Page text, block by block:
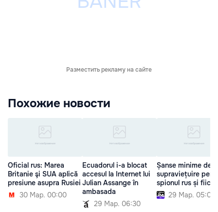
Разместить рекламу на сайте
Похожие новости
Oficial rus: Marea
Britanie şi SUA aplică
presiune asupra Rusiei
30 Мар. 00:00
Ecuadorul i-a blocat
accesul la Internet lui
Julian Assange în
ambasada
29 Мар. 06:30
Șanse minime de
supraviețuire
spionul rus și fiica
29 Мар. 05:00